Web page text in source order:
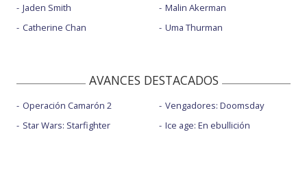
Jaden Smith
Catherine Chan
Malin Akerman
Uma Thurman
AVANCES DESTACADOS
Operación Camarón 2
Star Wars: Starfighter
Vengadores: Doomsday
Ice age: En ebullición